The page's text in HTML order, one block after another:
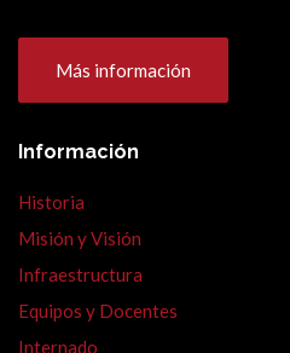
Más información
Información
Historia
Misión y Visión
Infraestructura
Equipos y Docentes
Internado